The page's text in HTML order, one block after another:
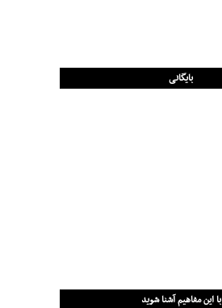
بایگانی
با این مفاهیم آشنا شوید